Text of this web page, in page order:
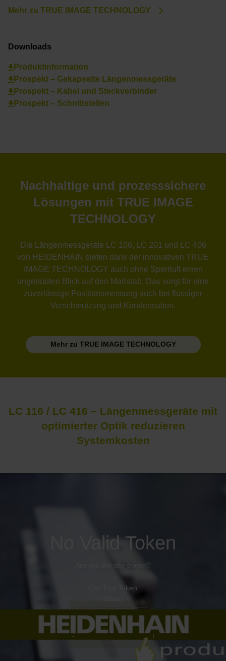
Mehr zu TRUE IMAGE TECHNOLOGY
Downloads
Produktinformation
Prospekt – Gekapselte Längenmessgeräte
Prospekt – Kabel und Steckverbinder
Prospekt – Schnittstellen
Nachhaltige und prozesssichere
Lösungen mit TRUE IMAGE
TECHNOLOGY
Die Längenmessgeräte LC 106, LC 201 und LC 406
von HEIDENHAIN bieten dank der innovativen TRUE
IMAGE TECHNOLOGY auch ohne Sperrluft einen
ungetrübten Blick auf den Maßstab. Das sorgt für eine
zuverlässige Positionsmessung auch bei flüssiger
Verschmutzung und Kondensation.
Mehr zu TRUE IMAGE TECHNOLOGY
LC 116 / LC 416 – Längenmessgeräte mit
optimierter Optik reduzieren
Systemkosten
No Valid Token
Are you the site owner?
Get Trial Token